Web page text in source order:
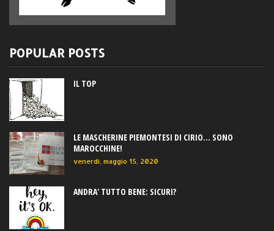
POPULAR POSTS
IL TOP
LE MASCHERINE PIEMONTESI DI CIRIO... SONO
MAROCCHINE!
venerdì, maggio 15, 2020
ANDRA' TUTTO BENE: SICURI?